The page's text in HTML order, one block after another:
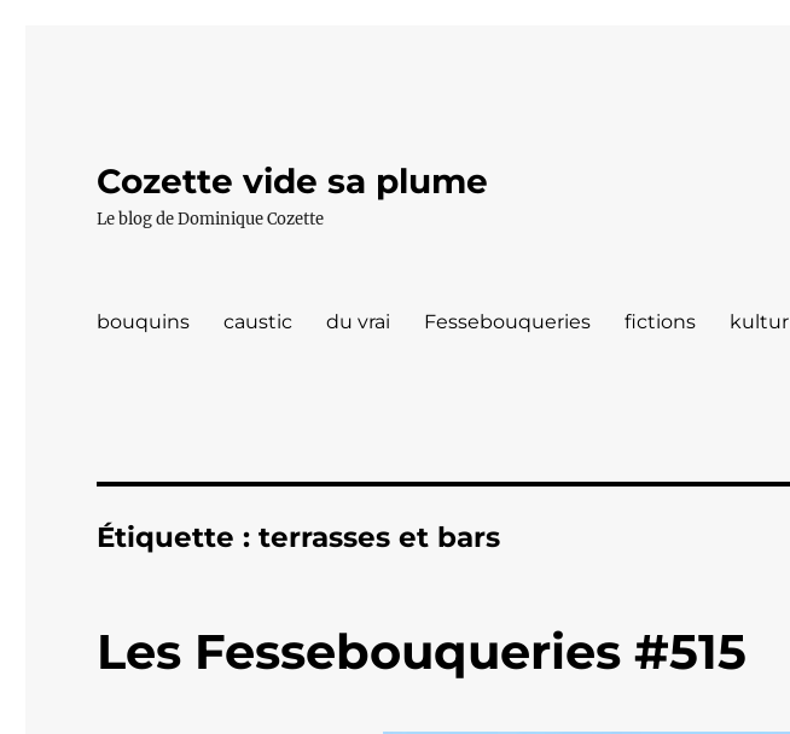
Cozette vide sa plume
Le blog de Dominique Cozette
bouquins caustic du vrai Fessebouqueries fictions kultur
Étiquette :terrasses et bars
Les Fessebouqueries #515